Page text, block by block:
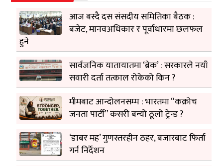
आज बस्दै दस संसदीय समितिका बैठक :
बजेट, मानवअधिकार र पूर्वाधारमा छलफल
हुने
सार्वजनिक यातायातमा ‘ब्रेक’ : सरकारले नयाँ
सवारी दर्ता तत्काल रोकेको किन ?
मीमबाट आन्दोलनसम्म : भारतमा “कक्रोच
जनता पार्टी” कसरी बन्यो ठूलो ट्रेन्ड ?
‘डाबर मह’ गुणस्तरहीन ठहर, बजारबाट फिर्ता
गर्न निर्देशन